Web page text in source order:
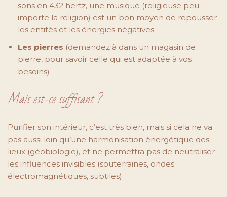
sons en 432 hertz, une musique (religieuse peu-
importe la religion) est un bon moyen de repousser
les entités et les énergies négatives.
Les pierres (demandez à dans un magasin de
pierre, pour savoir celle qui est adaptée à vos
besoins)
Mais est-ce suffisant ?
Purifier son intérieur, c’est très bien, mais si cela ne va
pas aussi loin qu’une harmonisation énergétique des
lieux (géobiologie), et ne permettra pas de neutraliser
les influences invisibles (souterraines, ondes
électromagnétiques, subtiles).